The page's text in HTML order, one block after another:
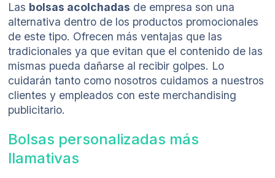
Las bolsas acolchadas de empresa son una
alternativa dentro de los productos promocionales
de este tipo. Ofrecen más ventajas que las
tradicionales ya que evitan que el contenido de las
mismas pueda dañarse al recibir golpes. Lo
cuidarán tanto como nosotros cuidamos a nuestros
clientes y empleados con este merchandising
publicitario.
Bolsas personalizadas más
llamativas